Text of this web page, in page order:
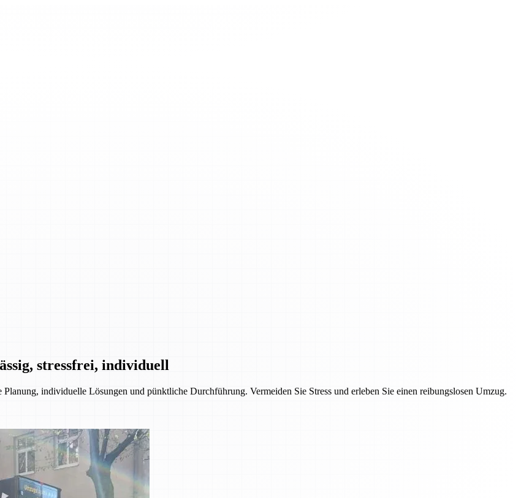
stressfrei, individuell
individuelle Lösungen und pünktliche Durchführung. Vermeiden Sie Stress und erleben Sie einen reibungslosen Umzug.